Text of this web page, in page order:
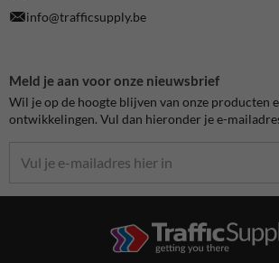
info@trafficsupply.be
Meld je aan voor onze nieuwsbrief
Wil je op de hoogte blijven van onze producten
ontwikkelingen. Vul dan hieronder je e-